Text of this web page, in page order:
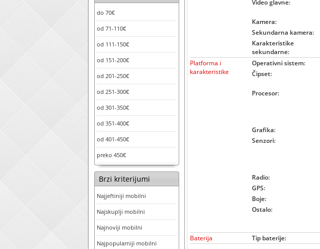
do 70€
od 71-110€
od 111-150€
od 151-200€
od 201-250€
od 251-300€
od 301-350€
od 351-400€
od 401-450€
preko 450€
Brzi kriterijumi
Najjeftiniji mobilni
Najskuplji mobilni
Najnoviji mobilni
Najpopularniji mobilni
Video glavne:
Kamera:
Sekundarna kamera:
Karakteristike
sekundarne:
Platforma i
karakteristike
Operativni sistem:
Čipset:
Procesor:
Grafika:
Senzori:
Radio:
GPS:
Boje:
Ostalo:
Baterija
Tip baterije: